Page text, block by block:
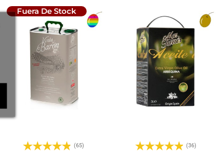
Fuera De Stock
(65) (36)